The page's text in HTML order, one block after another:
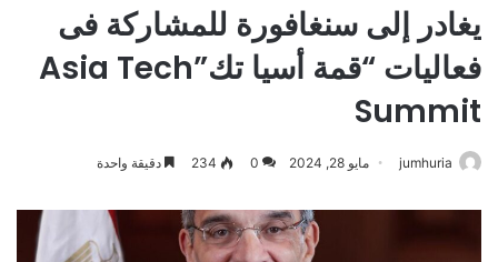
يغادر إلى سنغافورة للمشاركة فى
فعاليات “قمة أسيا تك”Asia Tech
Summit
jumhuria مايو 28, 2024 0
234 دقيقة واحدة